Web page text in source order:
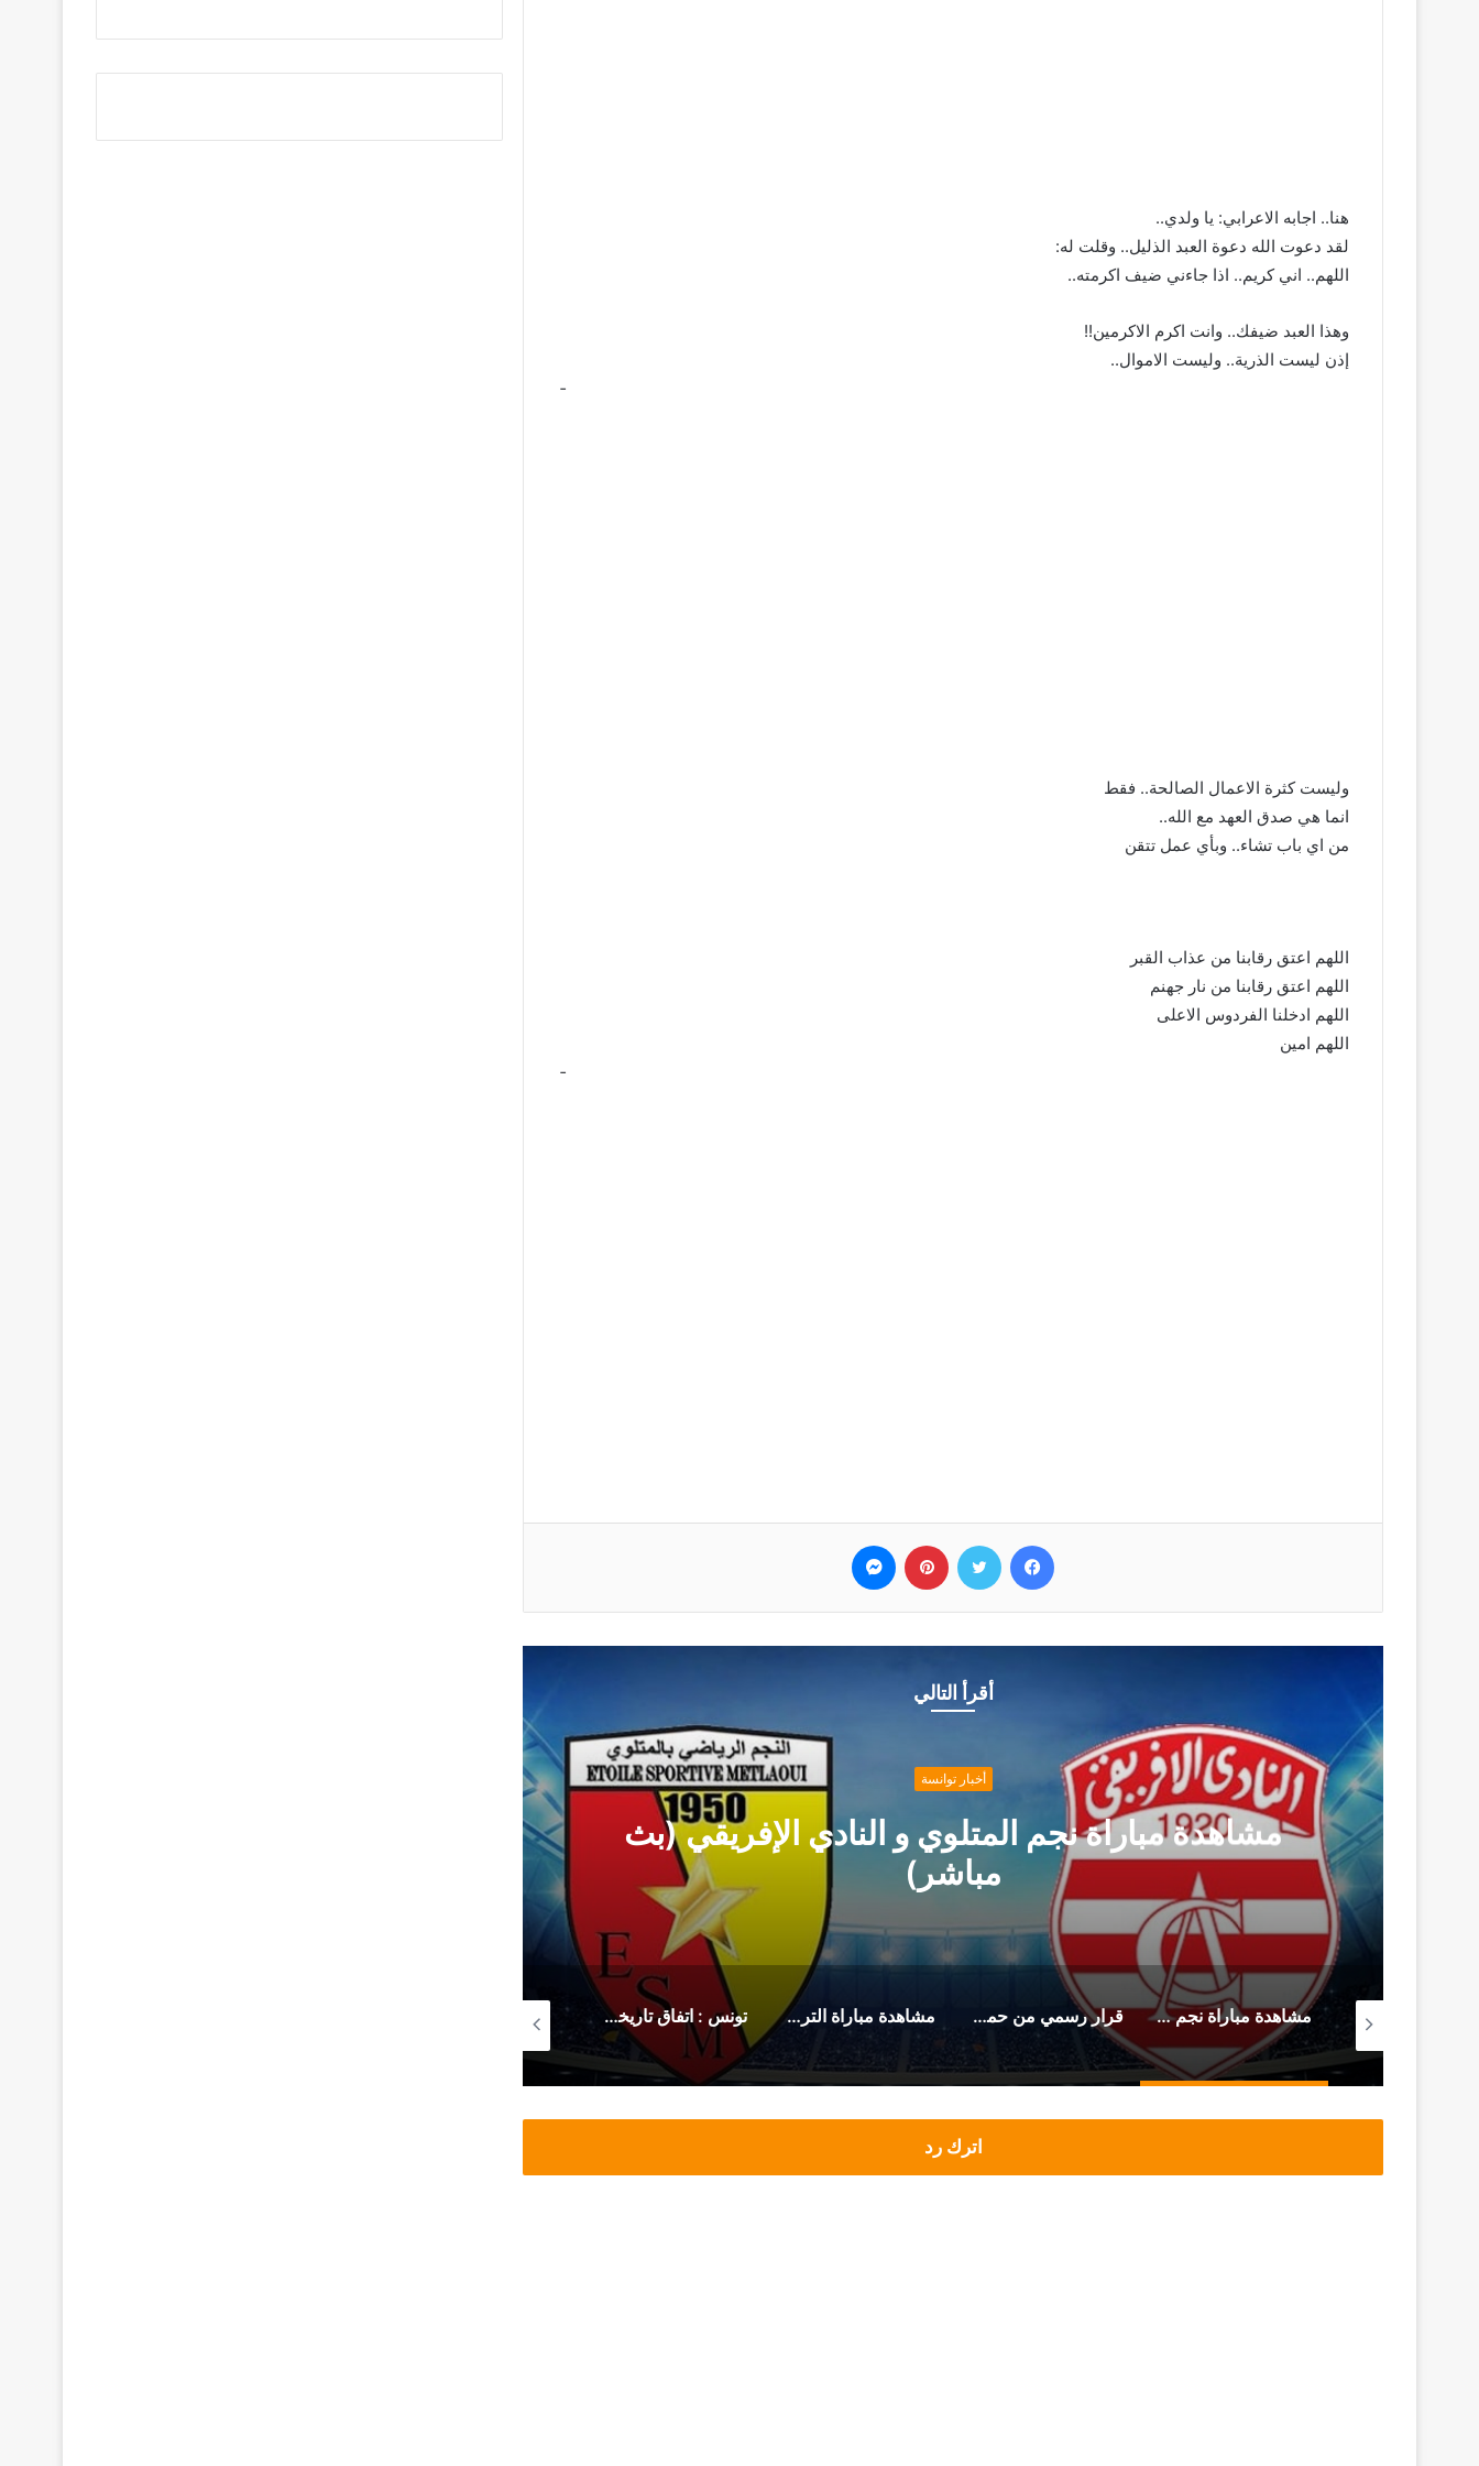
هنا.. اجابه الاعرابي: يا ولدي..
لقد دعوت الله دعوة العبد الذليل.. وقلت له:
اللهم.. اني كريم.. اذا جاءني ضيف اكرمته..
وهذا العبد ضيفك.. وانت اكرم الاكرمين!!
إذن ليست الذرية.. وليست الاموال..
وليست كثرة الاعمال الصالحة.. فقط
انما هي صدق العهد مع الله..
من اي باب تشاء.. وبأي عمل تتقن
اللهم اعتق رقابنا من عذاب القبر
اللهم اعتق رقابنا من نار جهنم
اللهم ادخلنا الفردوس الاعلى
اللهم امين
فيسبوك تويتر بينتيريست
أقرأ التالي
أخبار توانسة
مشاهدة مباراة نجم المتلوي و النادي الإفريقي (بث
مباشر)
مشاهدة مباراة نجم المتلوي و النادي الإفريقي (بث مباشر) قرار رسمي من حمدي المدب بخصوص ماهر الكنزاري مشاهدة مباراة الترجي الرياضي صن داونز (بث مباشر) تونس : اتفاق تاريخي لزيادة أجور وتحسين منح هؤلاء
اترك رد